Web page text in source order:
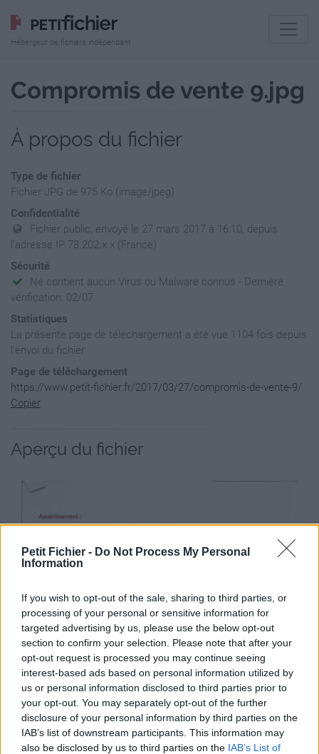
Petit Fichier - Do Not Process My Personal
Information
If you wish to opt-out of the sale, sharing to third parties, or
processing of your personal or sensitive information for
targeted advertising by us, please use the below opt-out
section to confirm your selection. Please note that after your
opt-out request is processed you may continue seeing
interest-based ads based on personal information utilized by
us or personal information disclosed to third parties prior to
your opt-out. You may separately opt-out of the further
disclosure of your personal information by third parties on the
IAB’s list of downstream participants. This information may
also be disclosed by us to third parties on the IAB’s List of
Hébergeur de fichiers indépendant
Compromis de vente 9.jpg
À propos du fichier
Type de fichier
Fichier JPG de 975 Ko (image/jpeg)
Confidentialité
Fichier public, envoyé le 27 mars 2017 à 16:10, depuis
l'adresse IP 78.202.x.x (France)
Sécurité
Ne contient aucun Virus ou Malware connus - Dernière
vérification: 02/07
Statistiques
La présente page de téléchargement a été vue 1104 fois depuis
l'envoi du fichier
Page de téléchargement
https://www.petit-fichier.fr/2017/03/27/compromis-de-vente-9/
Copier
Aperçu du fichier